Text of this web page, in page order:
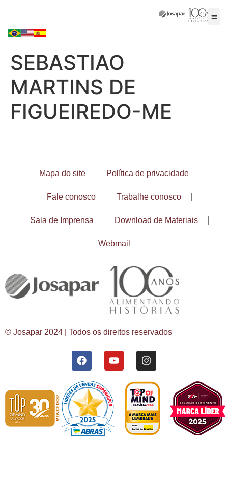
SEBASTIAO
MARTINS DE
FIGUEIREDO-ME
Mapa do site Política de privacidade
Fale conosco Trabalhe conosco
Sala de Imprensa Download de Materiais
Webmail
© Josapar 2024 | Todos os direitos reservados